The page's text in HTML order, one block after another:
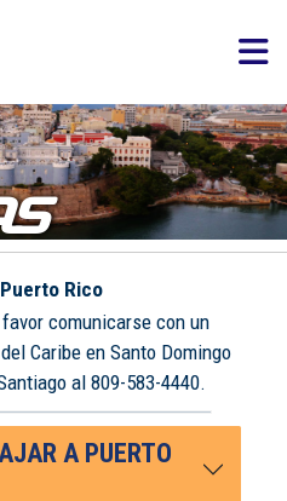
Rico
comunicarse con un
Caribe en Santo Domingo
al 809-583-4440.
A PUERTO